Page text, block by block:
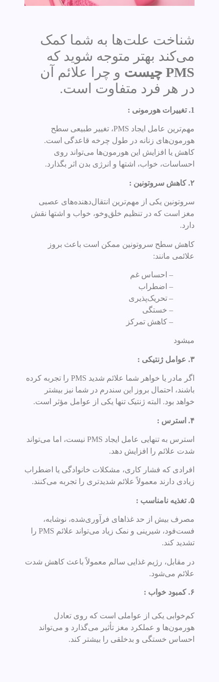
شناخت علت‌ها به شما کمک
می‌کند بهتر متوجه شوید که
PMS چیست
و چرا علائم آن
در هر فرد متفاوت است.
1. تغییرات هورمونی :
مهم‌ترین عامل ایجاد PMS، تغییر طبیعی سطح
هورمون‌های زنانه در طول چرخه قاعدگی است.
کاهش یا افزایش این هورمون‌ها می‌تواند روی
احساسات، خواب، اشتها و انرژی بدن اثر بگذارد.
۲. کاهش سروتونین :
سروتونین یکی از مهم‌ترین انتقال‌دهنده‌های عصبی
مغز است که در تنظیم خلق‌وخو، خواب و اشتها نقش
دارد.
کاهش سطح سروتونین ممکن است باعث بروز
علائمی مانند:
– احساس غم
– اضطراب
– تحریک‌پذیری
– خستگی
– کاهش تمرکز
میشود
۳. عوامل ژنتیکی :
اگر مادر یا خواهر شما علائم شدید PMS را تجربه کرده
باشند، احتمال بروز این سندرم در شما نیز بیشتر
خواهد بود. البته ژنتیک تنها یکی از عوامل مؤثر است.
۴. استرس :
استرس به تنهایی عامل ایجاد PMS نیست، اما می‌تواند
شدت علائم را افزایش دهد.
افرادی که فشار کاری، مشکلات خانوادگی یا اضطراب
زیادی دارند معمولاً علائم شدیدتری را تجربه می‌کنند.
۵. تغذیه نامناسب :
مصرف بیش از حد غذاهای فرآوری‌شده، نوشابه،
فست‌فود، شیرینی و نمک زیاد می‌تواند علائم PMS را
تشدید کند.
در مقابل، رژیم غذایی سالم معمولاً باعث کاهش شدت
علائم می‌شود.
۶. کمبود خواب :
کم‌خوابی یکی از عواملی است که روی تعادل
هورمون‌ها و عملکرد مغز تأثیر می‌گذارد و می‌تواند
احساس خستگی و بدخلقی را بیشتر کند.